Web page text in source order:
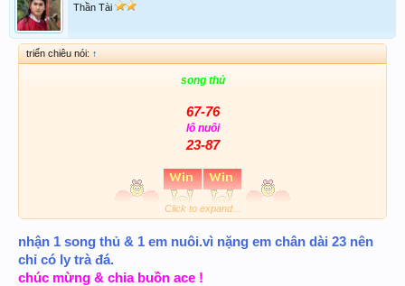
Thần Tài
triển chiêu nói: ↑
song thủ
67-76
lô nuôi
23-87
Click to expand...
nhận 1 song thủ & 1 em nuôi.vì nặng em chân dài 23 nên
chỉ có ly trà đá.
chúc mừng & chia buồn ace !